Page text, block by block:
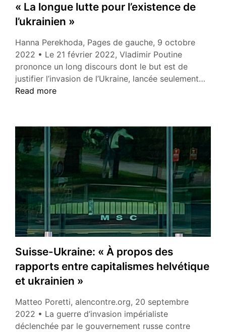
« La longue lutte pour l’existence de
l’ukrainien »
Hanna Perekhoda, Pages de gauche, 9 octobre
2022 • Le 21 février 2022, Vladimir Poutine
prononce un long discours dont le but est de
justifier l’invasion de l’Ukraine, lancée seulement…
de
Read more
Suisse-Ukraine: « À propos des
rapports entre capitalismes helvétique
et ukrainien »
Matteo Poretti, alencontre.org, 20 septembre
2022 • La guerre d’invasion impérialiste
déclenchée par le gouvernement russe contre